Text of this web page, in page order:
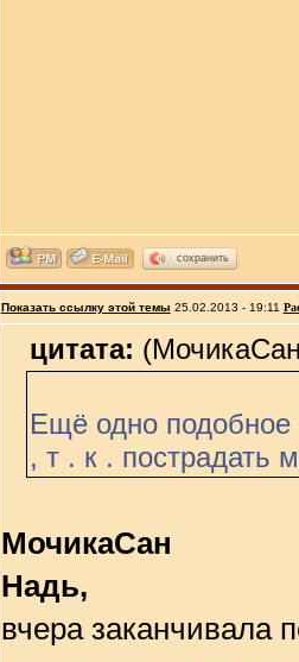
сохранить
Показать ссылку этой темы 25.02.2013 - 19:11
цитата:
Ещё одно
, т . к . пострадать
МочикаСан
Надь,
вчера заканчивала